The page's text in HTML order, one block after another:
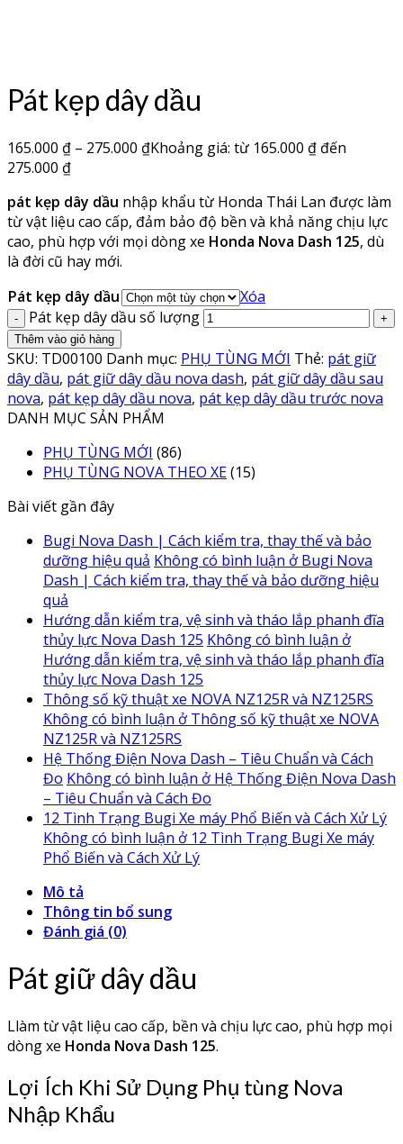
Pát kẹp dây dầu
165.000 ₫ – 275.000 ₫Khoảng giá: từ 165.000 ₫ đến
275.000 ₫
pát kẹp dây dầu nhập khẩu từ Honda Thái Lan được làm
từ vật liệu cao cấp, đảm bảo độ bền và khả năng chịu lực
cao, phù hợp với mọi dòng xe Honda Nova Dash 125, dù
là đời cũ hay mới.
Pát kẹp dây dầu
Xóa
Pát kẹp dây dầu số lượng
Thêm vào giỏ hàng
SKU: TD00100 Danh mục: PHỤ TÙNG MỚI Thẻ: pát giữ
dây dầu, pát giữ dây dầu nova dash, pát giữ dây dầu sau
nova, pát kẹp dây dầu nova, pát kẹp dây dầu trước nova
DANH MỤC SẢN PHẨM
PHỤ TÙNG MỚI (86)
PHỤ TÙNG NOVA THEO XE(15)
Bài viết gần đây
Bugi Nova Dash | Cách kiểm tra, thay thế và bảo
dưỡng hiệu quả Không có bình luận ở Bugi Nova
Dash | Cách kiểm tra, thay thế và bảo dưỡng hiệu
quả
Hướng dẫn kiểm tra, vệ sinh và tháo lắp phanh đĩa
thủy lực Nova Dash 125 Không có bình luận ở
Hướng dẫn kiểm tra, vệ sinh và tháo lắp phanh đĩa
thủy lực Nova Dash 125
Thông số kỹ thuật xe NOVA NZ125R và NZ125RS
Không có bình luận ở Thông số kỹ thuật xe NOVA
NZ125R và NZ125RS
Hệ Thống Điện Nova Dash – Tiêu Chuẩn và Cách
Đo Không có bình luận ở Hệ Thống Điện Nova Dash
– Tiêu Chuẩn và Cách Đo
12 Tình Trạng Bugi Xe máy Phổ Biến và Cách Xử Lý
Không có bình luận ở 12 Tình Trạng Bugi Xe máy
Phổ Biến và Cách Xử Lý
Mô tả
Thông tin bổ sung
Đánh giá (0)
Pát giữ dây dầu
Llàm từ vật liệu cao cấp, bền và chịu lực cao, phù hợp mọi
dòng xe Honda Nova Dash 125.
Lợi Ích Khi Sử Dụng Phụ tùng Nova
Nhập Khẩu